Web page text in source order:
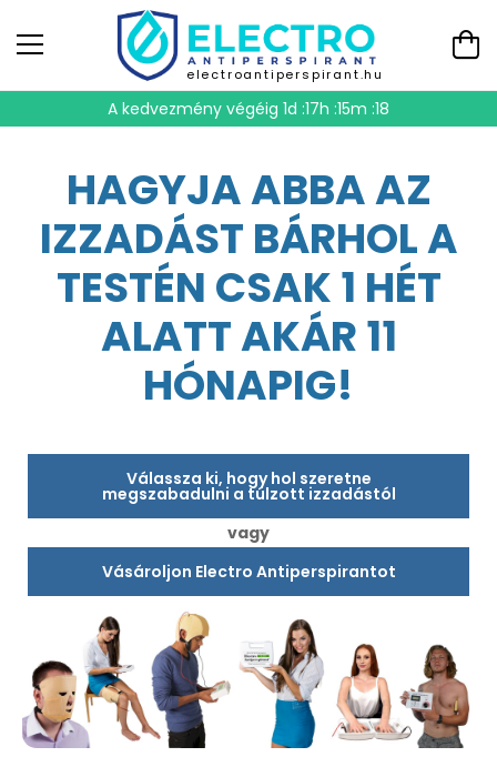
electroantiperspirant.hu
A kedvezmény végéig 1d :17h :15m :17
HAGYJA ABBA AZ
IZZADÁST BÁRHOL A
TESTÉN CSAK 1 HÉT
ALATT AKÁR 11
HÓNAPIG!
Válassza ki, hogy hol szeretne
megszabadulni a túlzott izzadástól
vagy
Vásároljon Electro Antiperspirantot